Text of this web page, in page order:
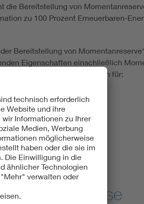
Bereitstellung von
zu 100 Prozent Erneuerbaren-
Bereitstellung von
Eigenschaften einschließlich
vor. Die Anforderungen gelten für:
der Nachweise